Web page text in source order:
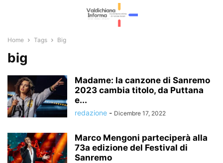
Home Tags Big
big
Madame: la canzone di Sanremo
2023 cambia titolo, da Puttana
e...
redazione - Dicembre 17, 2022
Marco Mengoni parteciperà alla
73a edizione del Festival di
Sanremo